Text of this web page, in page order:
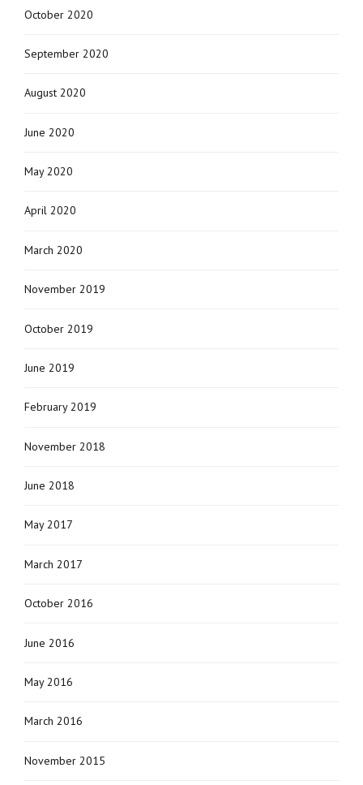
October 2020
September 2020
August 2020
June 2020
May 2020
April 2020
March 2020
November 2019
October 2019
June 2019
February 2019
November 2018
June 2018
May 2017
March 2017
October 2016
June 2016
May 2016
March 2016
November 2015